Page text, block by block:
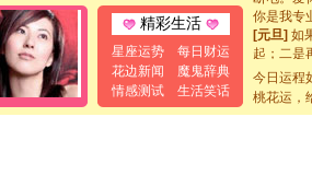
精彩生活
星座运势
每日财运
花边新闻
魔鬼辞典
情感测试
生活笑话
你是我专
[元旦] 如
起；二是
[元旦]当
泣，这痛
今日运程
桃花运，